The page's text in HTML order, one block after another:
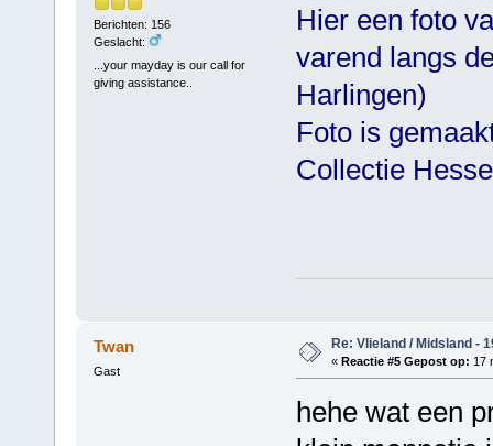
Berichten: 156
Geslacht:
...your mayday is our call for
giving assistance..
Hier een foto
varend langs
Harlingen)
Foto is
Collectie
Twan
Gast
Re: Vlieland / Midsland -
« Reactie #5 Gepost op: 17
hehe wat een